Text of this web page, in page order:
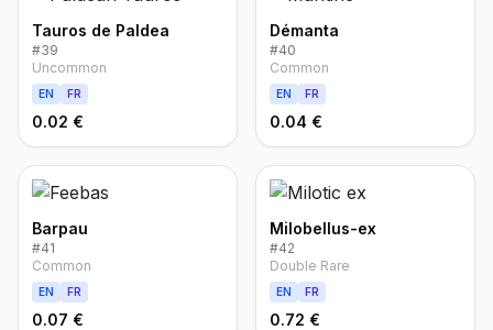
Tauros de Paldea
#39
Uncommon
EN FR
0.02 €
Démanta
#40
Common
EN FR
0.04 €
Barpau
#41
Common
EN FR
0.07 €
Milobellus-ex
#42
Double Rare
EN FR
0.72 €